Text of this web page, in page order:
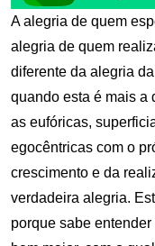
A alegria de quem
alegria de quem
diferente da alegria
quando esta é mais a
as eufóricas,
egocêntricas com o
crescimento e da
verdadeira alegria.
porque sabe